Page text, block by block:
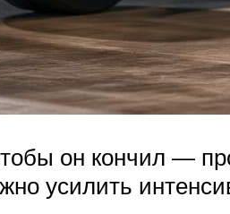
он кончил —
усилить